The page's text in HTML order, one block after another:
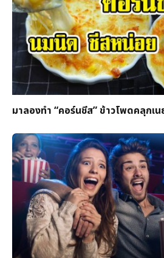
มาลองทำ “คอร์นชีส” ข้าวโพดคลุกเ